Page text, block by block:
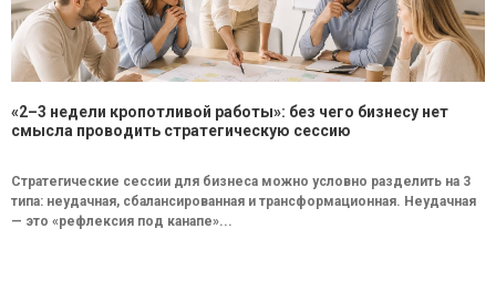
«2–3 недели кропотливой работы»: без чего бизнесу нет
смысла проводить стратегическую сессию
Стратегические сессии для бизнеса можно условно разделить на 3
типа: неудачная, сбалансированная и трансформационная. Неудачная
— это «рефлексия под канапе»...